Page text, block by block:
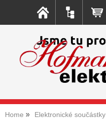
Home Elektronické součástky